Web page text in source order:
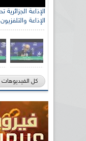
الإذاعة والتلفزيون
كل الفيديوهات